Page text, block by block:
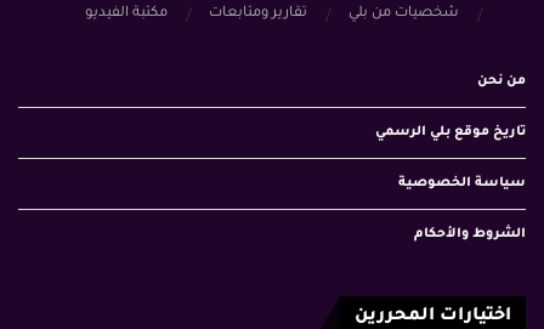
شخصيات من بلي
تقارير ومتابعات مكتبة الفيديو
من نحن
تاريخ موقع بلي الرسمي
سياسة الخصوصية
الشروط والأحكام
اختيارات المحررين